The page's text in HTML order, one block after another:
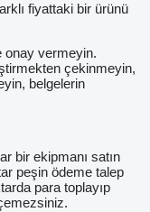
fiyattaki bir ürünü
onay vermeyin.
çekinmeyin,
belgelerin
bir ekipmanı satın
peşin ödeme talep
para toplayıp